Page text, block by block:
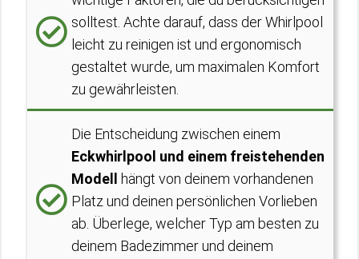
solltest. Achte darauf, dass der Whirlpool
leicht zu reinigen ist und ergonomisch
gestaltet wurde, um maximalen Komfort
zu gewährleisten.
Die Entscheidung zwischen einem
Eckwhirlpool und einem freistehenden
Modell
hängt von deinem vorhandenen
Platz und deinen persönlichen Vorlieben
ab. Überlege, welcher Typ am besten zu
deinem Badezimmer und deinem